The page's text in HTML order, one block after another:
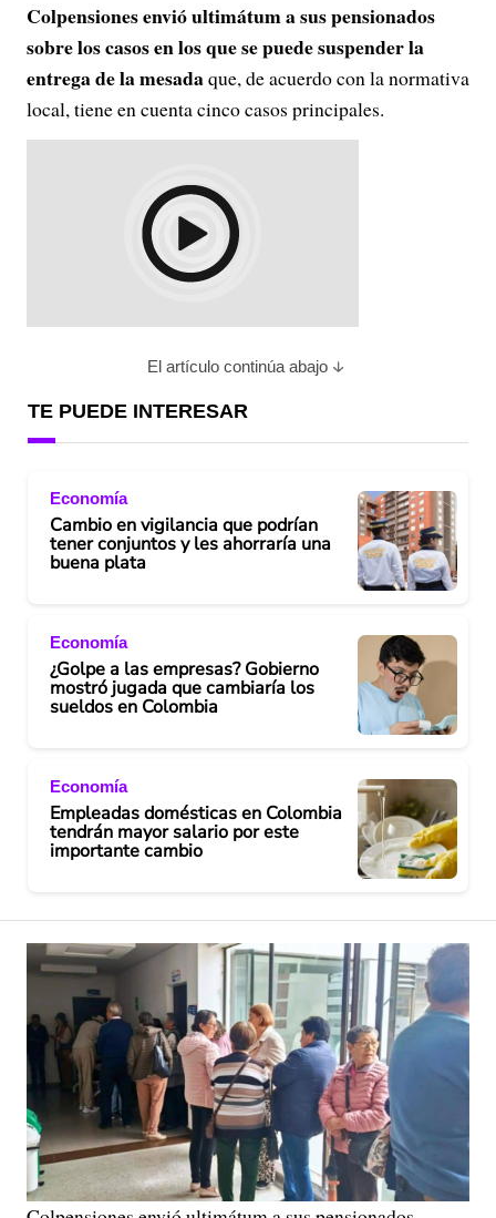
Colpensiones envió ultimátum a sus pensionados
sobre los casos en los que se puede suspender la
entrega de la mesadaque, de acuerdo con la normativa
local, tiene en cuenta cinco casos principales.
El artículo continúa abajo
TE PUEDE INTERESAR
Economía
Cambio en vigilancia que podrían
tener conjuntos y les ahorraría una
buena plata
Economía
¿Golpe a las empresas? Gobierno
mostró jugada que cambiaría los
sueldos en Colombia
Economía
Empleadas domésticas en Colombia
tendrán mayor salario por este
importante cambio